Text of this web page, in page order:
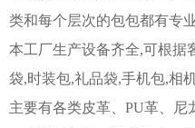
类和每个层次的包包都有专
本工厂生产设备齐全,可根据
袋,时装包,礼品袋,手机包,相
主要有各类皮革、PU革、尼